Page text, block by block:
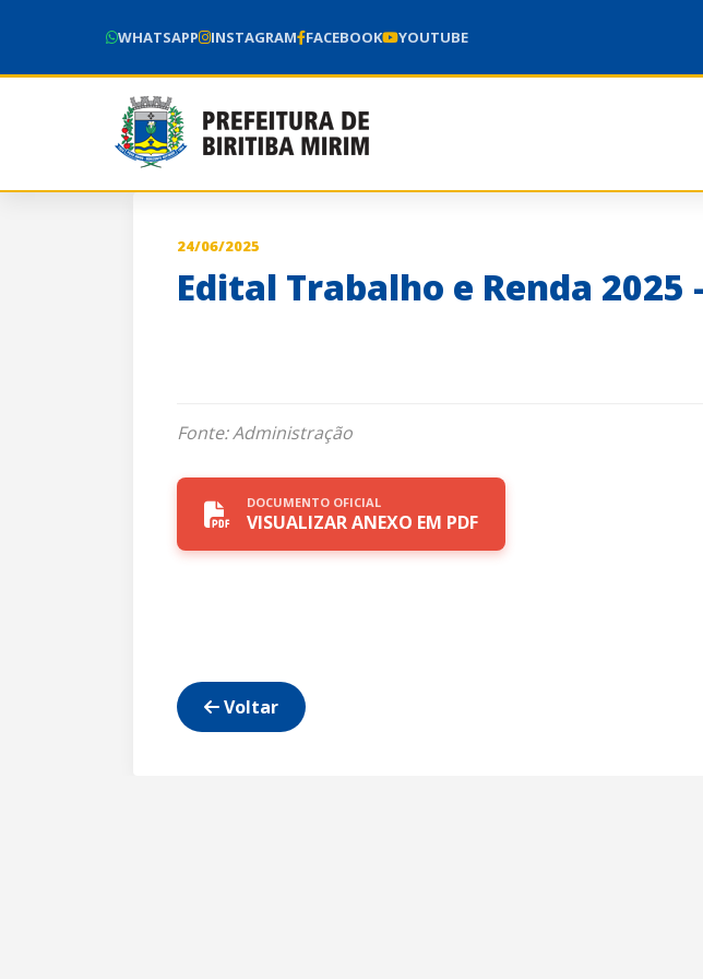
WHATSAPP INSTAGRAM FACEBOOK YOUTUBE
24/06/2025
Edital Trabalho e Renda 2025
Fonte: Administração
DOCUMENTO OFICIAL
VISUALIZAR ANEXO EM PDF
Voltar